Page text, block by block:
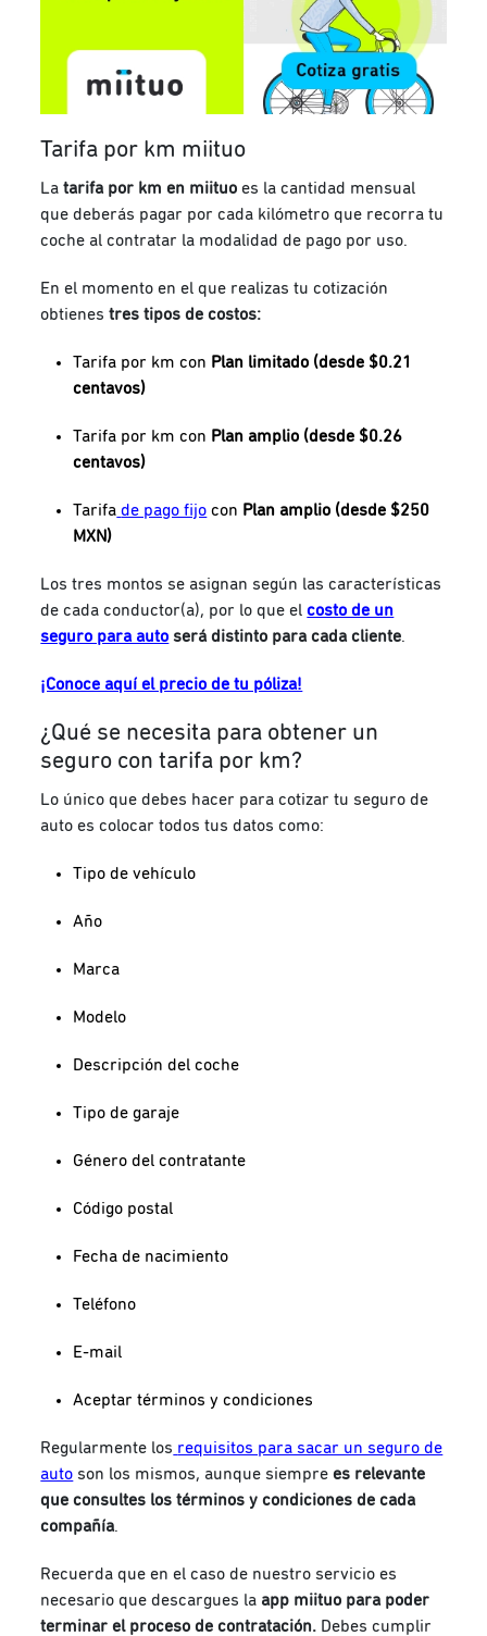
Tarifa por km miituo
Latarifa por km en miituo es la cantidad mensual
que deberás pagar por cada kilómetro que recorra tu
coche al contratar la modalidad de pago por uso.
En el momento en el que realizas tu cotización
obtienes tres tipos de costos:
Tarifa por km con Plan limitado (desde $0.21
centavos)
Tarifa por km con Plan amplio (desde $0.26
centavos)
Tarifa de pago fijo con Plan amplio (desde $250
MXN)
Los tres montos se asignan según las características
de cada conductor(a), por lo que elcosto de un
seguro para auto será distinto para cada cliente.
¡Conoce aquí el precio de tu póliza!
¿Qué se necesita para obtener un
seguro con tarifa por km?
Lo único que debes hacer para cotizar tu seguro de
auto es colocar todos tus datos como:
Tipo de vehículo
Año
Marca
Modelo
Descripción del coche
Tipo de garaje
Género del contratante
Código postal
Fecha de nacimiento
Teléfono
E-mail
Aceptar términos y condiciones
Regularmente los requisitos para sacar un seguro de
auto son los mismos, aunque siemprees relevante
que consultes los términos y condiciones de cada
compañía.
Recuerda que en el caso de nuestro servicio es
necesario que descargues la app miituo para poder
terminar el proceso de contratación. Debes cumplir